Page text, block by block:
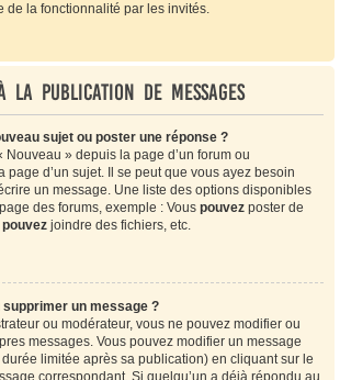
de la fonctionnalité par les invités.
la publication de messages
sujet ou poster une réponse ?
» depuis la page d’un forum ou
page d’un sujet. Il se peut que vous ayez besoin
un message. Une liste des options disponibles
des forums, exemple : Vous pouvez poster de
pouvez joindre des fichiers, etc.
un message ?
ou modérateur, vous ne pouvez modifier ou
messages. Vous pouvez modifier un message
limitée après sa publication) en cliquant sur le
correspondant. Si quelqu’un a déjà répondu au